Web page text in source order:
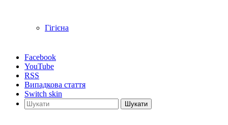
Гігієна
Facebook
YouTube
RSS
Випадкова стаття
Switch skin
Шукати